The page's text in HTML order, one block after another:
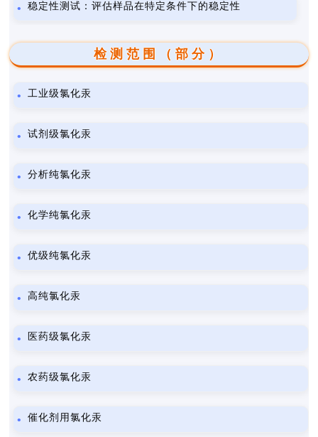
稳定性测试：评估样品在特定条件下的稳定性
检测范围（部分）
工业级氯化汞
试剂级氯化汞
分析纯氯化汞
化学纯氯化汞
优级纯氯化汞
高纯氯化汞
医药级氯化汞
农药级氯化汞
催化剂用氯化汞